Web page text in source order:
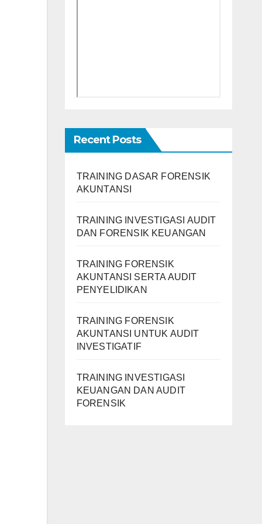
Recent Posts
TRAINING DASAR FORENSIK
AKUNTANSI
TRAINING INVESTIGASI AUDIT
DAN FORENSIK KEUANGAN
TRAINING FORENSIK
AKUNTANSI SERTA AUDIT
PENYELIDIKAN
TRAINING FORENSIK
AKUNTANSI UNTUK AUDIT
INVESTIGATIF
TRAINING INVESTIGASI
KEUANGAN DAN AUDIT
FORENSIK